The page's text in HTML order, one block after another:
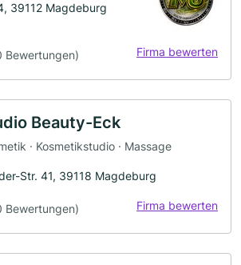
39112 Magdeburg
Bewertungen) Firma bewerten
Beauty-Eck
· Kosmetikstudio · Massage
Str. 41, 39118 Magdeburg
Bewertungen) Firma bewerten